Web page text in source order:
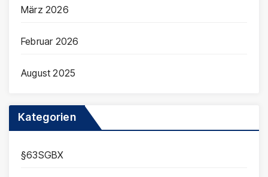
März 2026
Februar 2026
August 2025
Kategorien
§63SGBX